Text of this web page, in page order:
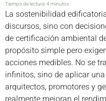
Tiempo de lectura:4 minutos
La sostenibilidad
discursos, sino con
de certificación ambiental
propósito simple pero
acciones medibles. No se
infinitos, sino de aplicar
arquitectos, promotores y